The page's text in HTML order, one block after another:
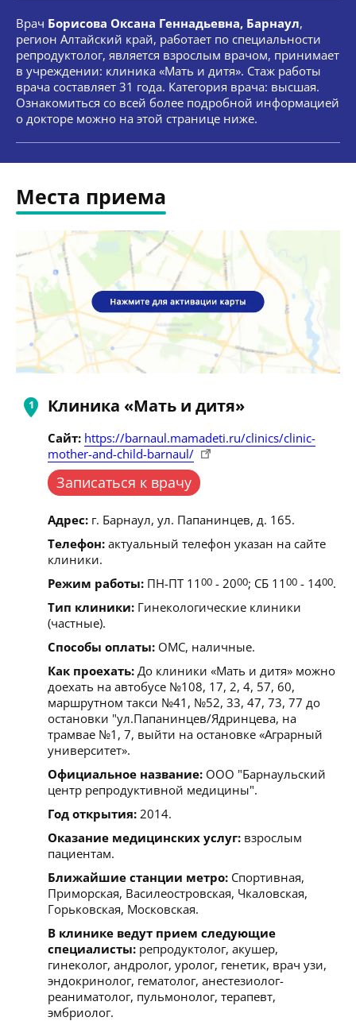
Врач Борисова Оксана Геннадьевна, Барнаул,
регион Алтайский край, работает по специальности
репродуктолог, является взрослым врачом, принимает
в учреждении: клиника «Мать и дитя». Стаж работы
врача составляет 31 года. Категория врача: высшая.
Ознакомиться со всей более подробной информацией
о докторе можно на этой странице ниже.
Места приема
Клиника «Мать и дитя»
Сайт: https://barnaul.mamadeti.ru/clinics/clinic-
mother-and-child-barnaul/
Записаться к врачу
Адрес: г. Барнаул, ул. Папанинцев, д. 165.
Телефон: актуальный телефон указан на сайте
клиники.
Режим работы: ПН-ПТ 1100 - 2000; СБ 1100 - 1400.
Тип клиники: Гинекологические клиники
(частные).
Способы оплаты: ОМС, наличные.
Как проехать: До клиники «Мать и дитя» можно
доехать на автобусе №108, 17, 2, 4, 57, 60,
маршрутном такси №41, №52, 33, 47, 73, 77 до
остановки "ул.Папанинцев/Ядринцева, на
трамвае №1, 7, выйти на остановке «Аграрный
университет».
Официальное название: ООО "Барнаульский
центр репродуктивной медицины".
Год открытия: 2014.
Оказание медицинских услуг: взрослым
пациентам.
Ближайшие станции метро: Спортивная,
Приморская, Василеостровская, Чкаловская,
Горьковская, Московская.
В клинике ведут прием следующие
специалисты: репродуктолог, акушер,
гинеколог, андролог, уролог, генетик, врач узи,
эндокринолог, гематолог, анестезиолог-
реаниматолог, пульмонолог, терапевт,
эмбриолог.